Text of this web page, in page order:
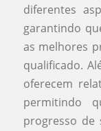
diferentes
garantindo
as melhores
qualificado.
oferecem
permitindo
progresso de